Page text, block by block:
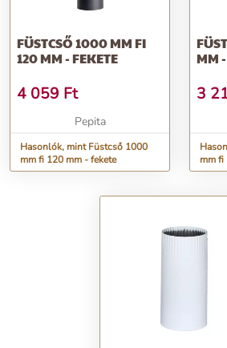
FÜSTCSŐ 1000 MM FI
120 MM - FEKETE
4 059 Ft
Pepita
Hasonlók, mint Füstcső 1000
mm fi 120 mm - fekete
MM
3
mm fi